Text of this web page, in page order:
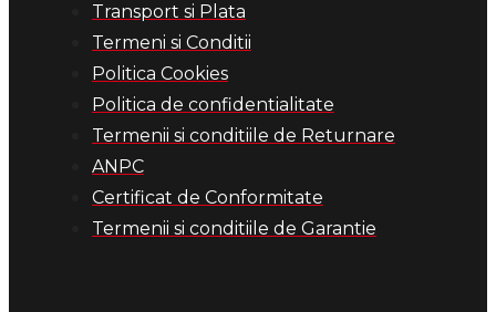
Transport si Plata
Termeni si Conditii
Politica Cookies
Politica de confidentialitate
Termenii si conditiile de Returnare
ANPC
Certificat de Conformitate
Termenii si conditiile de Garantie